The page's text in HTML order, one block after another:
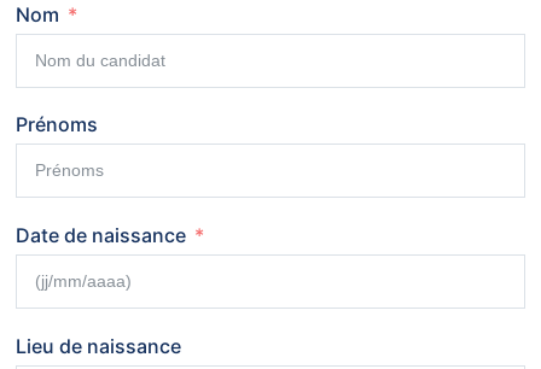
Nom
Prénoms
Date de naissance
Lieu de naissance